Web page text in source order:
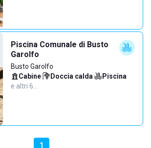
Piscina Comunale di Busto
Garolfo
Busto Garolfo
Cabine· Doccia calda· Piscina·
e altri 6…
1